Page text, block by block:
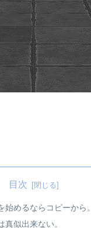
目次
始めるならコピーから。
真似出来ない。